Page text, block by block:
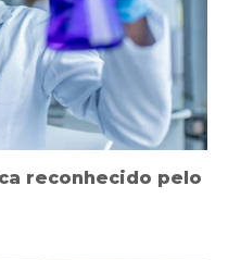
reconhecido pelo